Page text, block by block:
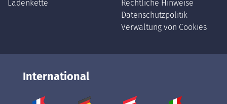
Ladenkette
Rechtliche Hinweise
Datenschutzpolitik
Verwaltung von Cookies
International